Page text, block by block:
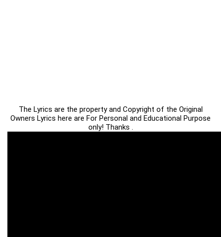
The Lyrics are the property and Copyright of the Original
Owners Lyrics here are For Personal and Educational Purpose
only! Thanks .